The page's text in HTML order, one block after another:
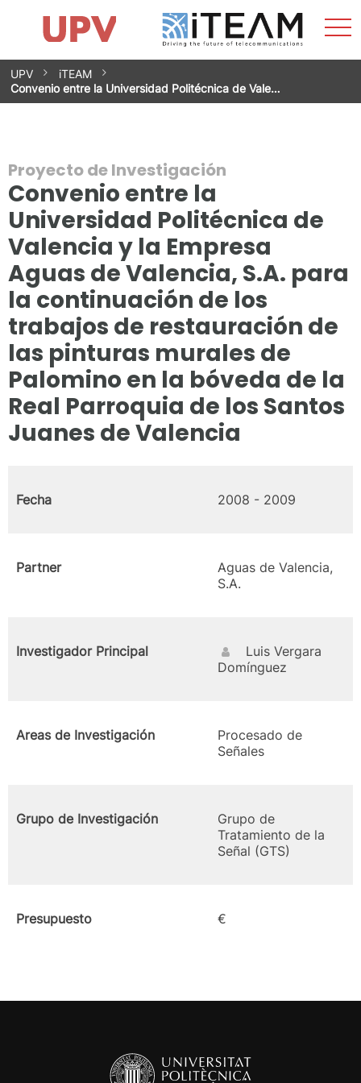
Saltar
contenido
Impacto
Grupos de investigación
Instalaciones
Spin-offs
Contacto
Prácticas
Noticias
Unidad de Igualdad
UPV
iTEAM
Convenio entre la Universidad Politécnica de Vale…
Proyecto de Investigación
Convenio entre la
Universidad Politécnica de
Valencia y la Empresa
Aguas de Valencia, S.A. para
la continuación de los
trabajos de restauración de
las pinturas murales de
Palomino en la bóveda de la
Real Parroquia de los Santos
Juanes de Valencia
Fecha 2008 - 2009
Partner
Aguas de Valencia,
S.A.
Investigador Principal
Luis Vergara
Domínguez
Areas de Investigación
Procesado de
Señales
Grupo de Investigación
Grupo de
Tratamiento de la
Señal (GTS)
Presupuesto €